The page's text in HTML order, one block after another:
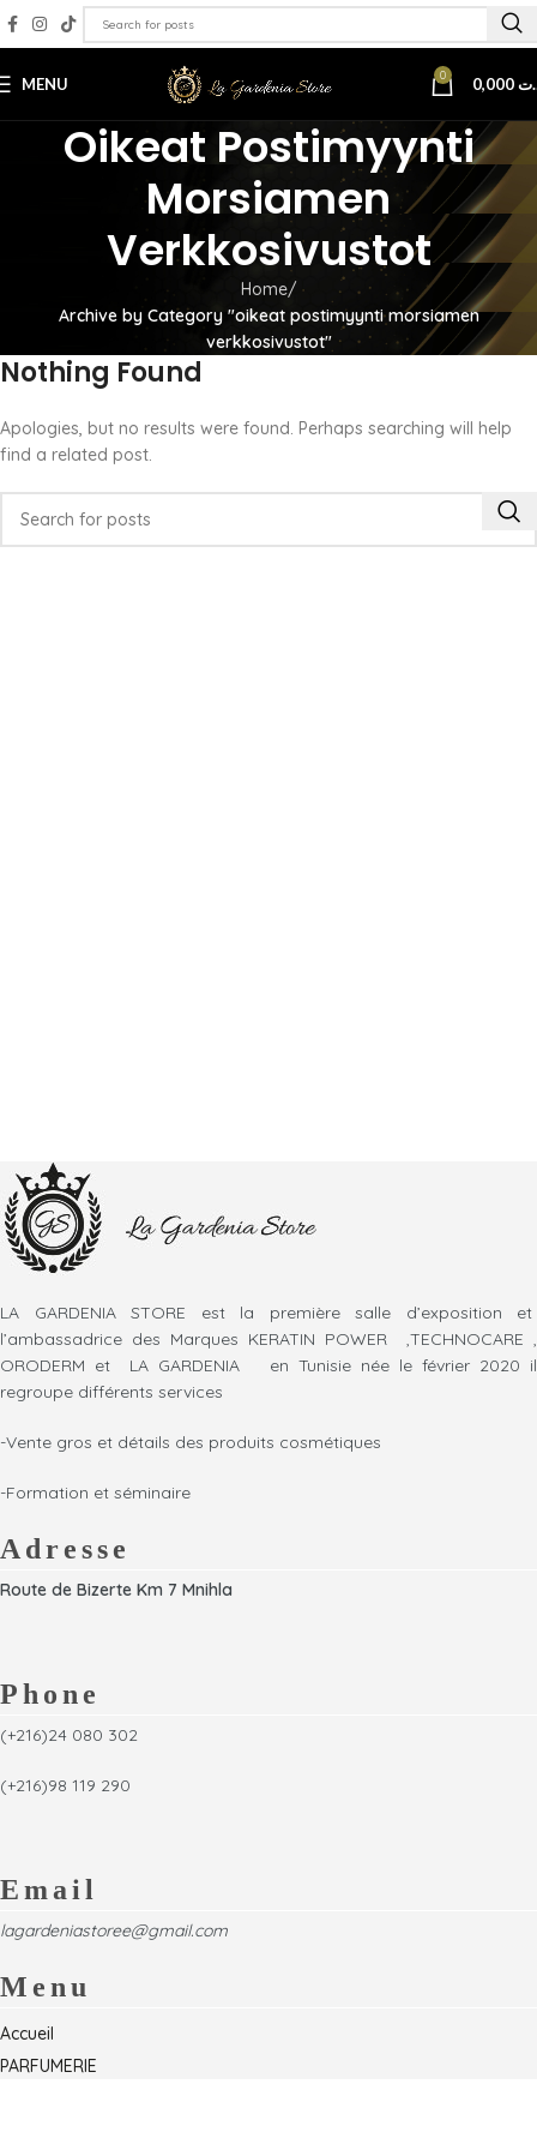
MENU 0
Oikeat Postimyynti
Morsiamen
Verkkosivustot
Home
Archive by Category "oikeat postimyynti morsiamen
verkkosivustot"
Nothing Found
Apologies, but no results were found. Perhaps searching will help
find a related post.
LA GARDENIA STORE est la première salle d’exposition et
l’ambassadrice des Marques KERATIN POWER ,TECHNOCARE ,
ORODERM et LA GARDENIA en Tunisie née le février 2020 il
regroupe différents services
-Vente gros et détails des produits cosmétiques
-Formation et séminaire
Adresse
Route de Bizerte Km 7 Mnihla
Phone
(+216)24 080 302
(+216)98 119 290
Email
lagardeniastoree@gmail.com
Menu
Accueil
PARFUMERIE